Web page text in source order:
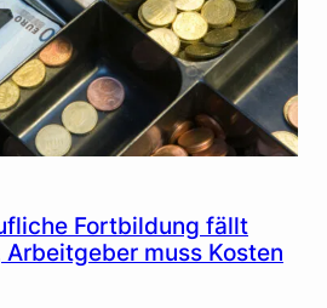
Fortbildung fällt
muss Kosten